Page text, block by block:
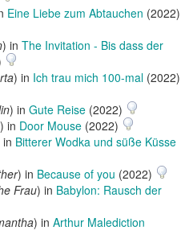
Eine Liebe zum Abtauchen (2022)
) in The Invitation - Bis dass der
) in Ich trau mich 100-mal (2022)
) in Gute Reise (2022)
) in Door Mouse (2022)
in Bitterer Wodka und süße Küsse
) in Because of you (2022)
Frau) in Babylon: Rausch der
) in Arthur Malediction